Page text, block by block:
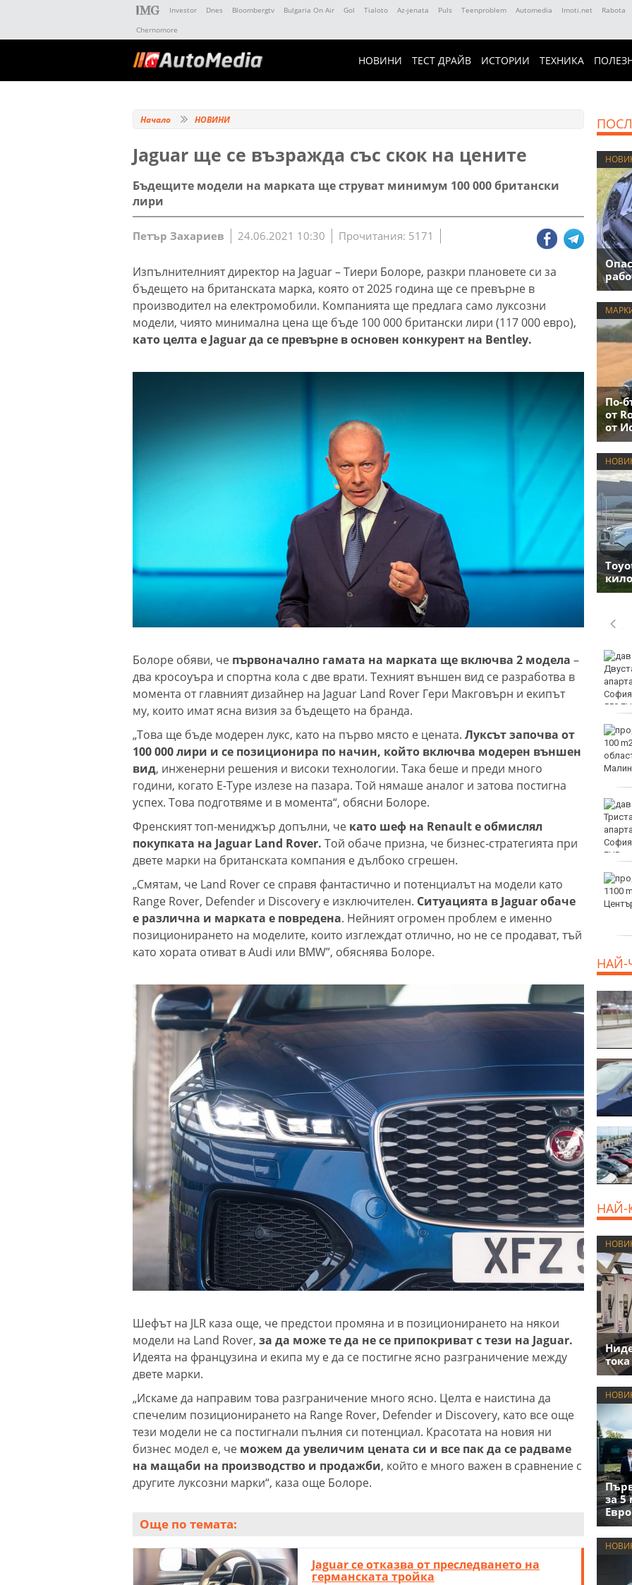
Investor Dnes Bloombergtv Bulgaria On Air Gol Tialoto Az-jenata Puls Teenproblem Automedia Imoti.net Rabota
Chernomore
НОВИНИ ТЕСТ ДРАЙВ ИСТОРИИ ТЕХНИКА
Начало НОВИНИ
Jaguar ще се възражда със скок на цените
Бъдещите модели на марката ще струват минимум 100 000 британски
лири
Петър Захариев 24.06.2021 10:30 Прочитания: 5171
Изпълнителният директор на Jaguar – Тиери Болоре, разкри плановете си за
бъдещето на британската марка, която от 2025 година ще се превърне в
производител на електромобили. Компанията ще предлага само луксозни
модели, чиято минимална цена ще бъде 100 000 британски лири (117 000 евро),
като целта е Jaguar да се превърне в основен конкурент на Bentley.
Болоре обяви, че първоначално гамата на марката ще включва 2 модела –
два кросоуъра и спортна кола с две врати. Техният външен вид се разработва в
момента от главният дизайнер на Jaguar Land Rover Гери Макговърн и екипът
му, които имат ясна визия за бъдещето на бранда.
„Това ще бъде модерен лукс, като на първо място е цената. Луксът започва от
100 000 лири и се позиционира по начин, който включва модерен външен
вид, инженерни решения и високи технологии. Така беше и преди много
години, когато E-Type излезе на пазара. Той нямаше аналог и затова постигна
успех. Това подготвяме и в момента“, обясни Болоре.
Френският топ-мениджър допълни, че като шеф на Renault е обмислял
покупката на Jaguar Land Rover. Той обаче призна, че бизнес-стратегията при
двете марки на британската компания е дълбоко сгрешен.
„Смятам, че Land Rover се справя фантастично и потенциалът на модели като
Range Rover, Defender и Discovery е изключителен. Ситуацията в Jaguar обаче
е различна и марката е повредена. Нейният огромен проблем е именно
позиционирането на моделите, които изглеждат отлично, но не се продават, тъй
като хората отиват в Audi или BMW”, обяснява Болоре.
Шефът на JLR каза още, че предстои промяна и в позиционирането на някои
модели на Land Rover, за да може те да не се припокриват с тези на Jaguar.
Идеята на французина и екипа му е да се постигне ясно разграничение между
двете марки.
„Искаме да направим това разграничение много ясно. Целта е наистина да
спечелим позиционирането на Range Rover, Defender и Discovery, като все още
тези модели не са постигнали пълния си потенциал. Красотата на новия ни
бизнес модел е, че можем да увеличим цената си и все пак да се радваме
на мащаби на производство и продажби, който е много важен в сравнение с
другите луксозни марки“, каза още Болоре.
Още по темата:
Jaguar се отказва от преследването на
германската тройка
По-
от
от
Оранжев код за опасни
жеги в 21 области днес
Огнеборците са
реагирали на 150
сигнала през
последното денонощие
НАЙ-
НАЙ-
за 5